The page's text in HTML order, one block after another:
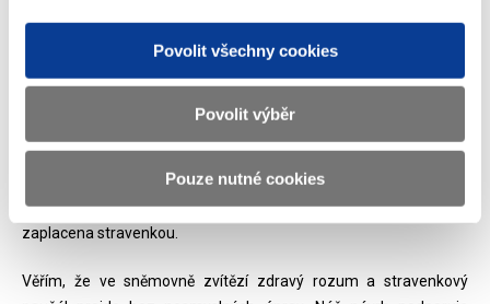
Povolit všechny cookies
Povolit výběr
Pouze nutné cookies
nevypadá. Naopak se stravenkovým paušálem platba provizí
odpadne. Tyto peníze našim podnikatelům zůstanou.
pohostinství čeká katastrofa. Lidé prý kvůli peněžnímu paušálu
přestanou chodit na oběd a odbydou se houskou. A ejhle, v říjnu
se stejná firma pochlubila, že její stravenky začal akceptovat
další řetězec. Najednou vlastně houska nevadí, hlavně aby byla
zaplacena stravenkou.
Věřím, že ve sněmovně zvítězí zdravý rozum a stravenkový